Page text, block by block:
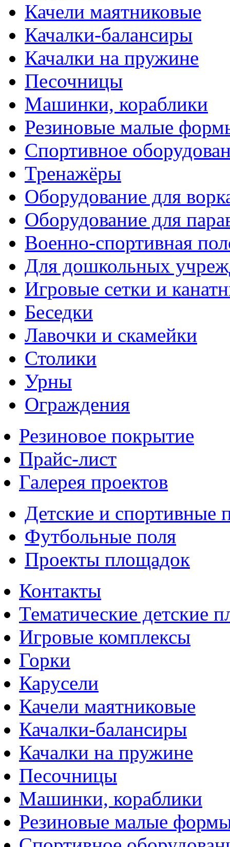
Качели маятниковые
Качалки-балансиры
Качалки на пружине
Песочницы
Машинки, кораблики
Резиновые малые
Спортивное
Тренажёры
Оборудование для
Оборудование для
Военно-спортивная
Для дошкольных
Игровые сетки и
Беседки
Лавочки и скамейки
Столики
Урны
Ограждения
Резиновое покрытие
Прайс-лист
Галерея проектов
Детские и спортивные
Футбольные поля
Проекты площадок
Контакты
Тематические детские
Игровые комплексы
Горки
Карусели
Качели маятниковые
Качалки-балансиры
Качалки на пружине
Песочницы
Машинки, кораблики
Резиновые малые